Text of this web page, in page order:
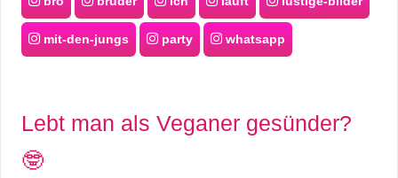
mit-den-jungs party whatsapp
Lebt man als Veganer gesünder?
🤓